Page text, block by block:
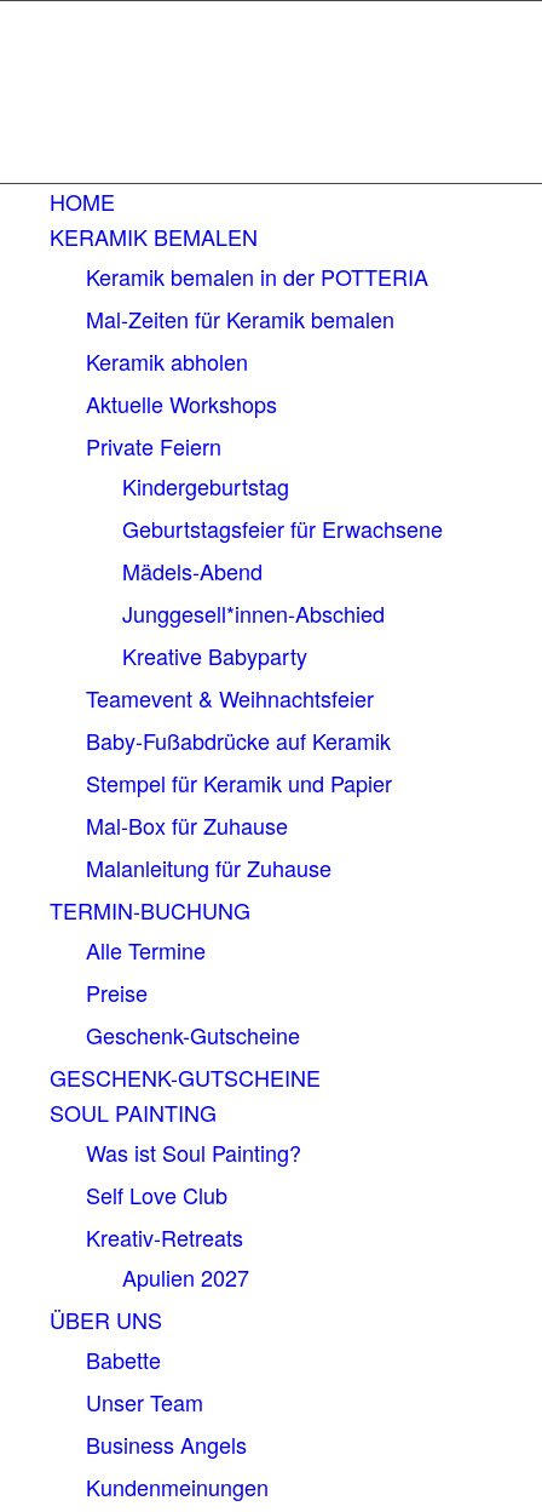
HOME
KERAMIK BEMALEN
Keramik bemalen in der POTTERIA
Mal-Zeiten für Keramik bemalen
Keramik abholen
Aktuelle Workshops
Private Feiern
Kindergeburtstag
Geburtstagsfeier für Erwachsene
Mädels-Abend
Junggesell*innen-Abschied
Kreative Babyparty
Teamevent & Weihnachtsfeier
Baby-Fußabdrücke auf Keramik
Stempel für Keramik und Papier
Mal-Box für Zuhause
Malanleitung für Zuhause
TERMIN-BUCHUNG
Alle Termine
Preise
Geschenk-Gutscheine
GESCHENK-GUTSCHEINE
SOUL PAINTING
Was ist Soul Painting?
Self Love Club
Kreativ-Retreats
Apulien 2027
ÜBER UNS
Babette
Unser Team
Business Angels
Kundenmeinungen